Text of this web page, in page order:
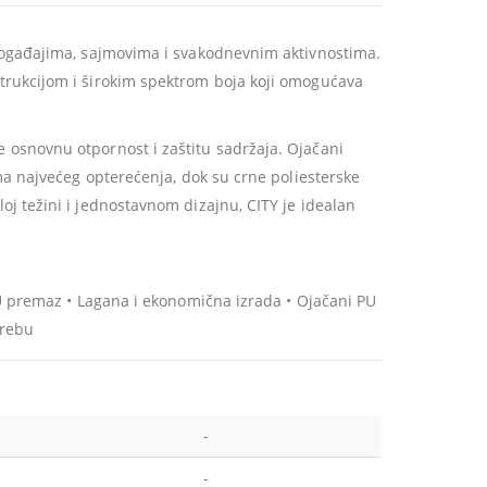
sajmovima i svakodnevnim aktivnostima.
i širokim spektrom boja koji omogućava
osnovnu otpornost i zaštitu sadržaja. Ojačani
najvećeg opterećenja, dok su crne poliesterske
težini i jednostavnom dizajnu, CITY je idealan
• Lagana i ekonomična izrada • Ojačani PU
-
-